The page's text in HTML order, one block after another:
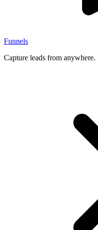
Funnels
Capture leads from anywhere.